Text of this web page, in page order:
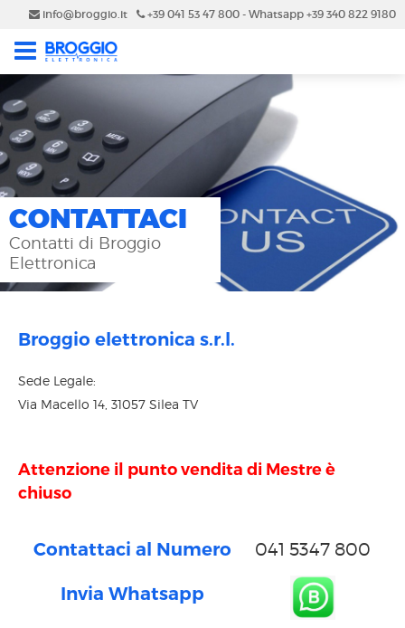
info@broggio.it +39 041 53 47 800 - Whatsapp +39 340 822 9180
CONTATTACI
Contatti di Broggio
Elettronica
Broggio elettronica s.r.l.
Sede Legale:
Via Macello 14, 31057 Silea TV
Attenzione il punto vendita di Mestre è
chiuso
Contattaci al Numero 041 5347 800
Invia Whatsapp